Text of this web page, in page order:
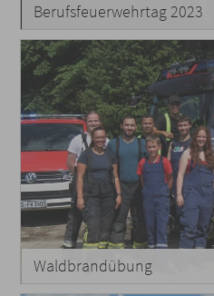
Berufsfeuerwehrtag 2023
Waldbrandübung